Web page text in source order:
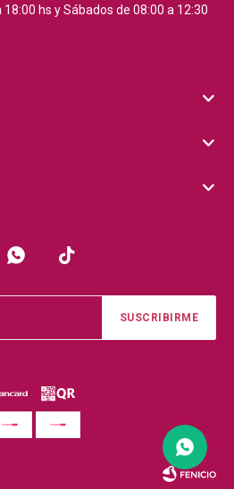
 
SUSCRIBIRME
hs y Sábados de 08:00 a 12:30